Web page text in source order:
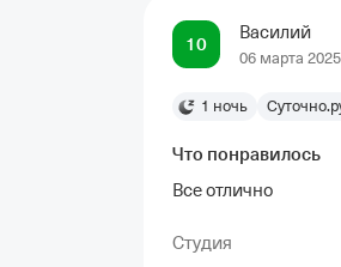
10
Василий
06 марта 2025
1 ночь
Что понравилось
Все отлично
Студия